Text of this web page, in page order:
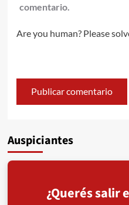
comentario.
Are you human? Please
Auspiciantes
¿Querés salir